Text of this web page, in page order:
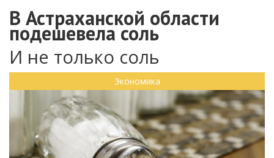
В Астраханской области
подешевела соль
И не только соль
Экономика